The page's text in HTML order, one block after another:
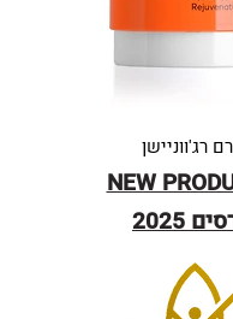
רג'ווניישן​
NEW
2025